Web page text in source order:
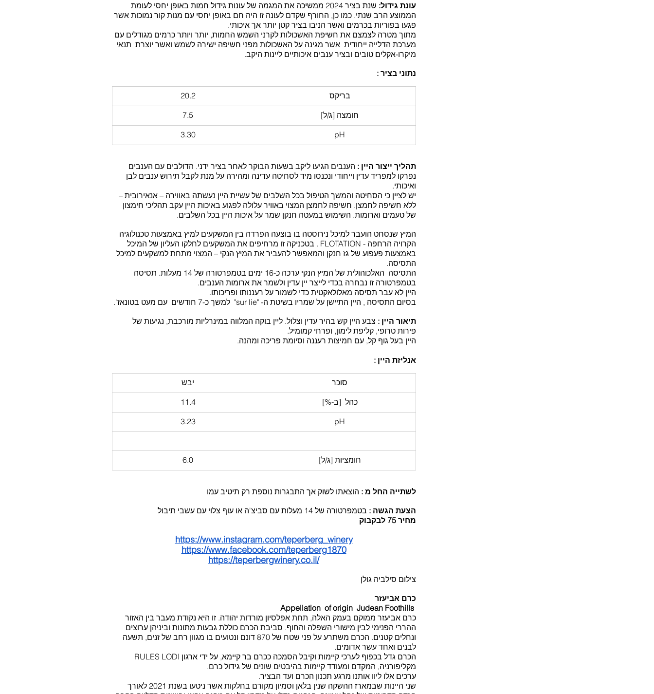
עונת גידול:
שנת בציר 2024 ממשיכה את המגמה של עונות גידול חמות באופן יחסי לעומת
הממוצע הרב שנתי. כמו כן, החורף שקדם לעונה זו היה חם באופן יחסי עם מנות קור נמוכות אשר
פגעו בפוריות בכרמים ואשר הניבו בציר קטן יותר אך איכותי.
מתוך מטרה לצמצם את חשיפת האשכולות לקרני השמש החמות, יותר ויותר כרמים מגודלים עם
מערכת הדלייה ייחודית  אשר מגינה על האשכולות מפני חשיפה ישירה לשמש ואשר יוצרת  תנאי
מיקרו-אקלים טובים ובציר ענבים איכותיים ליינות היקב.
נתוני בציר :
בריקס
20.2
חומצה [ג/ל]
7.5
pH
3.30
תהליך ייצור היין : הענבים הגיעו ליקב בשעות הבוקר לאחר בציר ידני. הדולבים עם הענבים
נפרקו למפריד עדין וייחודי ונכנסו מיד לסחיטה עדינה ומהירה על מנת לקבל תירוש ענבים לבן
ואיכותי.
יש לציין כי הסחיטה והמשך הטיפול בכל השלבים של עשיית היין נעשתה באווירה – אנאירובית –
ללא חשיפה לחמצן. חשיפה לחמצן המצוי באוויר עלולה לפגוע באיכות היין עקב תהליכי חימצון
של טעמים וארומות. השימוש במעטה חנקן שמר על איכות היין בכל השלבים.
המיץ שנסחט הועבר למיכל נירוסטה בו בוצעה הפרדה בין המשקעים למיץ באמצעות טכנולוגיה
הקרויה הרחפה - FLOTATION . בטכניקה זו מרחיפים את המשקעים לחלקו העליון של המיכל
באמצעות פעפוע של גז חנקן והמאפשר להעביר את המיץ הנקי – המצוי מתחת למשקעים למיכל
התסיסה.
התסיסה  האלכוהולית של המיץ הנקי ערכה כ-16 ימים בטמפרטורה של 14 מעלות. תסיסה
בטמפרטורה זו נבחרה בכדי לייצר יין עדין ולשמר את ארומות הענבים.
היין לא עבר תסיסה מאלולאקטית כדי לשמור על רעננותו ופריכותו.
בסיום התסיסה , היין התיישן על שמריו בשיטת ה- "sur lie"  למשך כ-7 חודשים  עם מעט בטונאז'.
תיאור היין : צבע היין קש בהיר עדין וצלול. ליין בוקה המלווה במינרליות מורכבת, נגיעות של
פירות טרופי, קליפת לימון, ופרחי קמומיל.
היין בעל גוף קל, עם חמיצות רעננה וסיומת פריכה ומהנה.
אנליזת היין :
סוכר
יבש
כהל  [ב-%]
11.4
pH
3.23
חומציות [ג/ל] 6.0
לשתייה החל מ : הוצאתו לשוק אך התבגרות נוספת רק תיטיב עמו
הצעת הגשה : בטמפרטורה של 14 מעלות עם סביצ'ה או עוף צלוי עם עשבי תיבול
מחיר 75 לבקבוק
https://www.instagram.com/teperberg_winery
https://www.facebook.com/teperberg1870
https://teperbergwinery.co.il/
צילום סילביה גולן
כרם אביעזר
Appellation  of origin  Judean Foothills
כרם אביעזר ממוקם בעמק האלה, תחת אפלסיון מורדות יהודה. זו היא נקודת מעבר בין האזור
ההררי הפנימי לבין מישורי השפלה והחוף. סביבת הכרם כוללת גבעות מתונות וביניהן ערוצים
ונחלים קטנים. הכרם משתרע על פני שטח של 870 דונם ונטועים בו מגוון רחב של זנים, תשעה
לבנים ואחד עשר אדומים.
הכרם גדל בכפוף לערכי קיימות וקיבל הסמכה ככרם בר קיימא, על ידי ארגון RULES LODI
מקליפורניה, המקדם ומעודד קיימות בהיבטים שונים של גידול כרם.
ערכים אלו ליוו אותנו מרגע תכנון הכרם ועד הבציר.
שני היינות שבמארז ההשקה שנין בלאן וסמיון מקורם בחלקות אשר ניטעו בשנת 2021 לאורך